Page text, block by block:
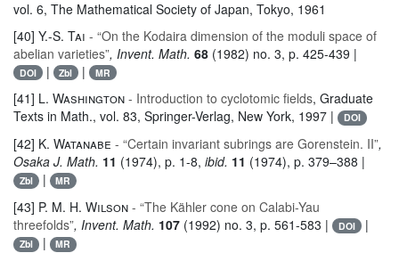
vol. 6, The Mathematical Society of Japan, Tokyo, 1961
[40] Y.-S. Tai - “On the Kodaira dimension of the moduli space of
abelian varieties”, Invent. Math. 68 (1982) no. 3, p. 425-439 |
DOI | Zbl | MR
[41] L. Washington - Introduction to cyclotomic fields, Graduate
Texts in Math., vol. 83, Springer-Verlag, New York, 1997 | DOI
[42] K. Watanabe - “Certain invariant subrings are Gorenstein. II”,
Osaka J. Math. 11 (1974), p. 1-8, ibid. 11 (1974), p. 379–388 |
Zbl | MR
[43] P. M. H. Wilson - “The Kähler cone on Calabi-Yau
threefolds”, Invent. Math. 107 (1992) no. 3, p. 561-583 | DOI |
Zbl | MR